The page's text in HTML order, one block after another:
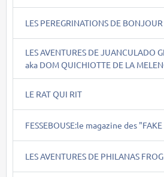
LES PEREGRINATIONS DE BONJOUR
LES AVENTURES DE JUANCULADO
aka DOM QUICHIOTTE DE LA
LE RAT QUI RIT
FESSEBOUSE:le magazine des "FAKE
LES AVENTURES DE PHILANAS FROG